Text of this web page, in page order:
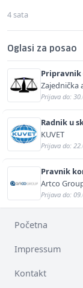
4 sata
Oglasi za posao
Zajednička
Kurtović
Prijava do:
Radnik u
KUVET
Prijava do:
Pravnik
Artco
Prijava do:
Početna
Impressum
Kontakt